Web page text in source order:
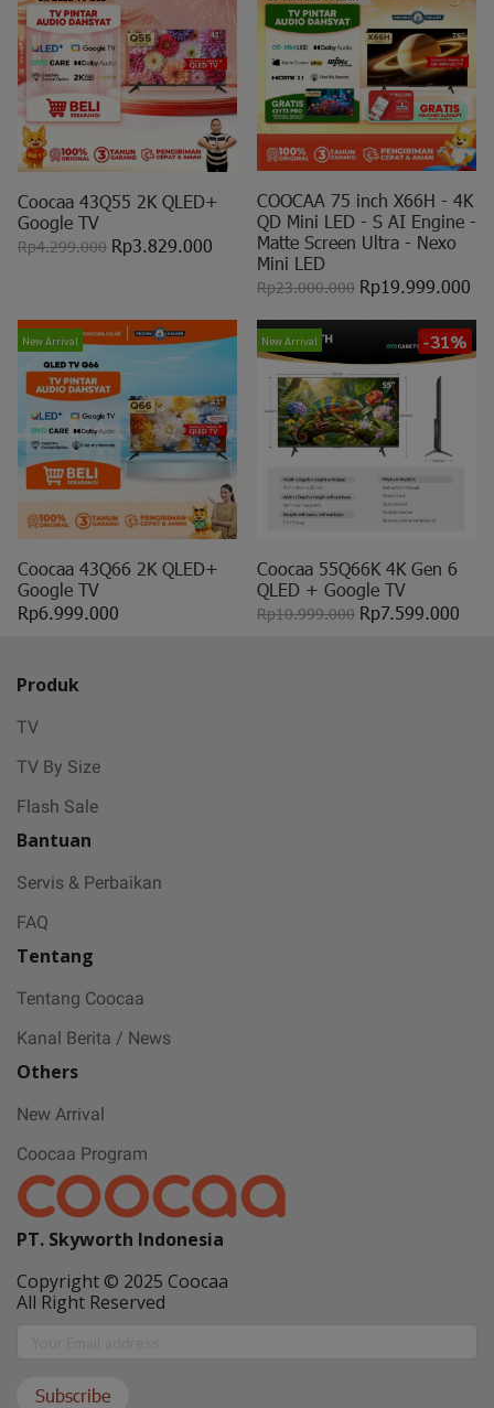
Coocaa 43Q55 2K QLED+
Google TV
Rp4.299.000 Rp3.829.000
COOCAA 75 inch X66H - 4K
QD Mini LED - S AI Engine -
Matte Screen Ultra - Nexo
Mini LED
Rp23.000.000 Rp19.999.000
New Arrival
Coocaa 43Q66 2K QLED+
Google TV
Rp6.999.000
New Arrival -31%
Coocaa 55Q66K 4K Gen 6
QLED + Google TV
Rp10.999.000 Rp7.599.000
Produk
TV
TV By Size
Flash Sale
Bantuan
Servis & Perbaikan
FAQ
Tentang
Tentang Coocaa
Kanal Berita / News
Others
New Arrival
Coocaa Program
PT. Skyworth Indonesia
Copyright © 2025 Coocaa
All Right Reserved
Subscribe